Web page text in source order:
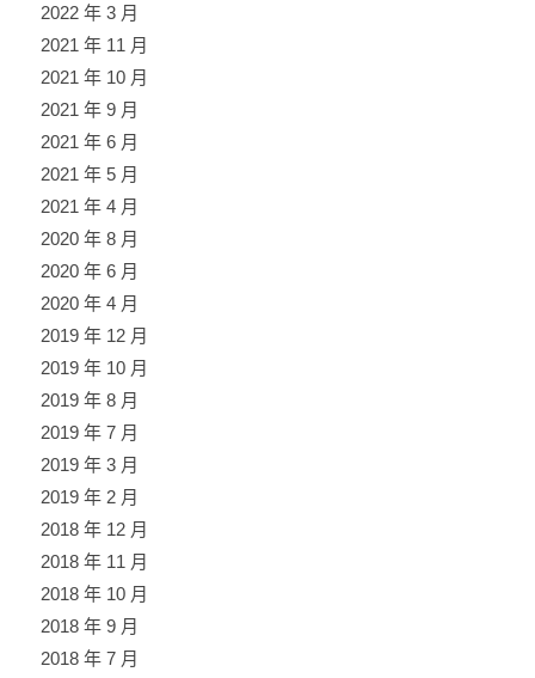
2022 年 3 月
2021 年 11 月
2021 年 10 月
2021 年 9 月
2021 年 6 月
2021 年 5 月
2021 年 4 月
2020 年 8 月
2020 年 6 月
2020 年 4 月
2019 年 12 月
2019 年 10 月
2019 年 8 月
2019 年 7 月
2019 年 3 月
2019 年 2 月
2018 年 12 月
2018 年 11 月
2018 年 10 月
2018 年 9 月
2018 年 7 月